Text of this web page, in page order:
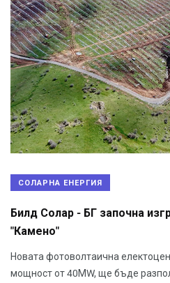
СОЛАРНА ЕНЕРГИЯ
Билд Солар - БГ започна
"Камено"
Новата фотоволтаична
мощност от 40МW, ще бъде